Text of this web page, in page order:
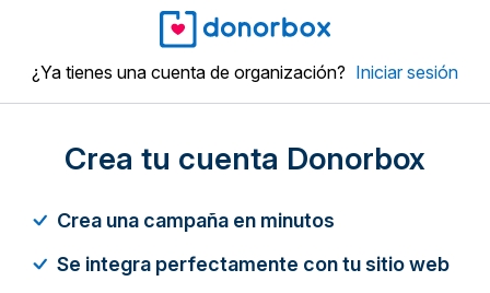
¿Ya tienes una cuenta de organización? Iniciar sesión
Crea tu cuenta Donorbox
Crea una campaña en minutos
Se integra perfectamente con tu sitio web